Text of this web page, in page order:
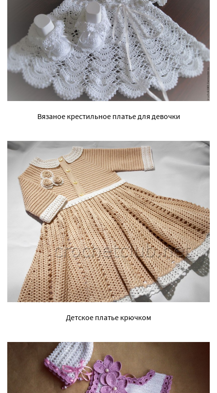
Вязаное крестильное платье для девочки
Детское платье крючком